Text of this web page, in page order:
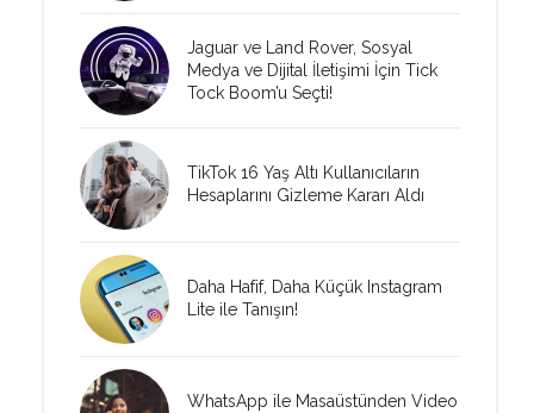
Jaguar ve Land Rover, Sosyal
Medya ve Dijital İletişimi İçin Tick
Tock Boom’u Seçti!
TikTok 16 Yaş Altı Kullanıcıların
Hesaplarını Gizleme Kararı Aldı
Daha Hafif, Daha Küçük Instagram
Lite ile Tanışın!
WhatsApp ile Masaüstünden Video